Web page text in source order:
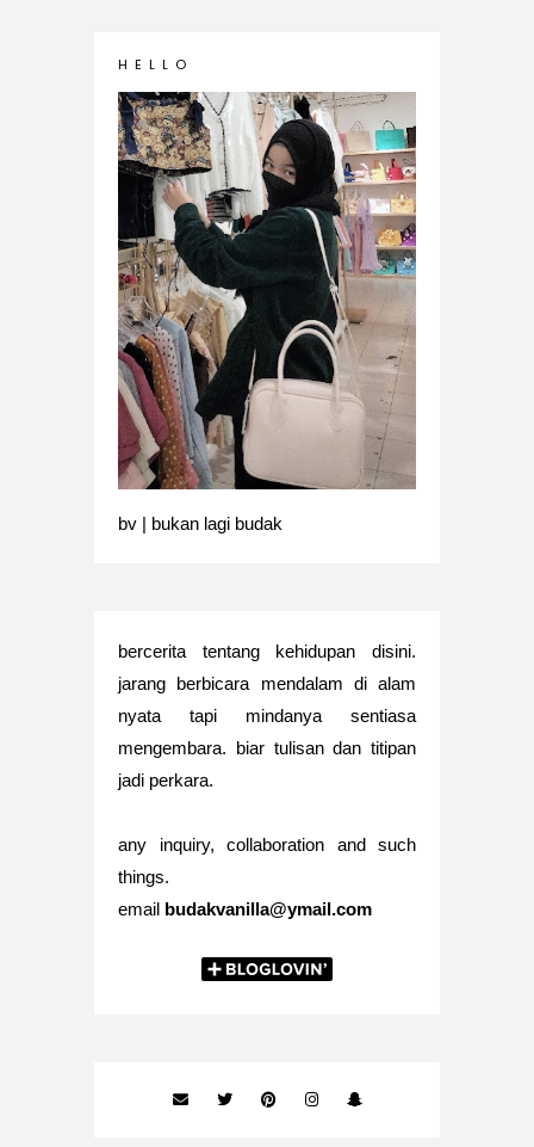
H E L L O
bv | bukan lagi budak
bercerita tentang kehidupan disini.
jarang berbicara mendalam di alam
nyata tapi mindanya sentiasa
mengembara. biar tulisan dan titipan
jadi perkara.
any inquiry, collaboration and such
things.
email budakvanilla@ymail.com